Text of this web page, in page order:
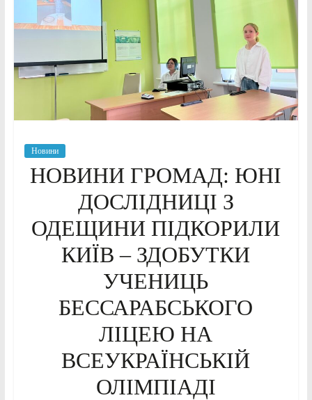
Новини
НОВИНИ ГРОМАД: ЮНІ
ДОСЛІДНИЦІ З
ОДЕЩИНИ ПІДКОРИЛИ
КИЇВ – ЗДОБУТКИ
УЧЕНИЦЬ
БЕССАРАБСЬКОГО
ЛІЦЕЮ НА
ВСЕУКРАЇНСЬКІЙ
ОЛІМПІАДІ